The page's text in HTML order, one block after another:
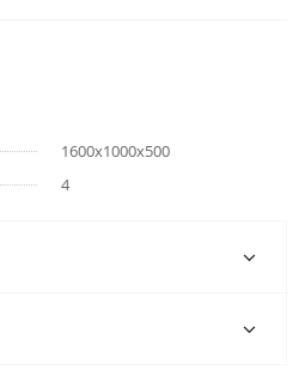
1600х1000х500
4